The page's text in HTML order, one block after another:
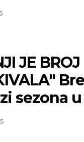
JE
sezona
20